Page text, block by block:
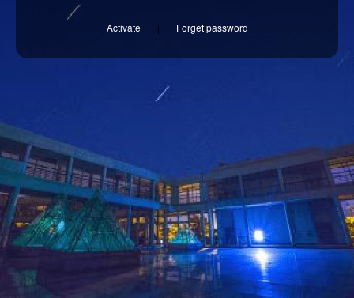
Activate | Forget password